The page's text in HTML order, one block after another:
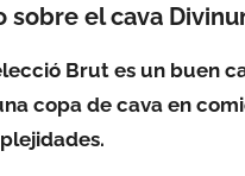
sobre el cava
Brut es un buen
copa de cava en